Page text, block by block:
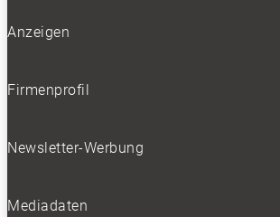
Anzeigen
Firmenprofil
Newsletter-Werbung
Mediadaten